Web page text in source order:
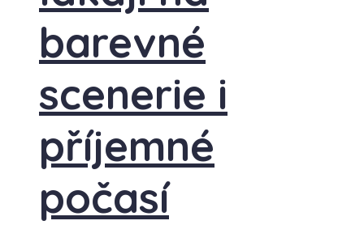
barevné
scenerie i
příjemné
počasí